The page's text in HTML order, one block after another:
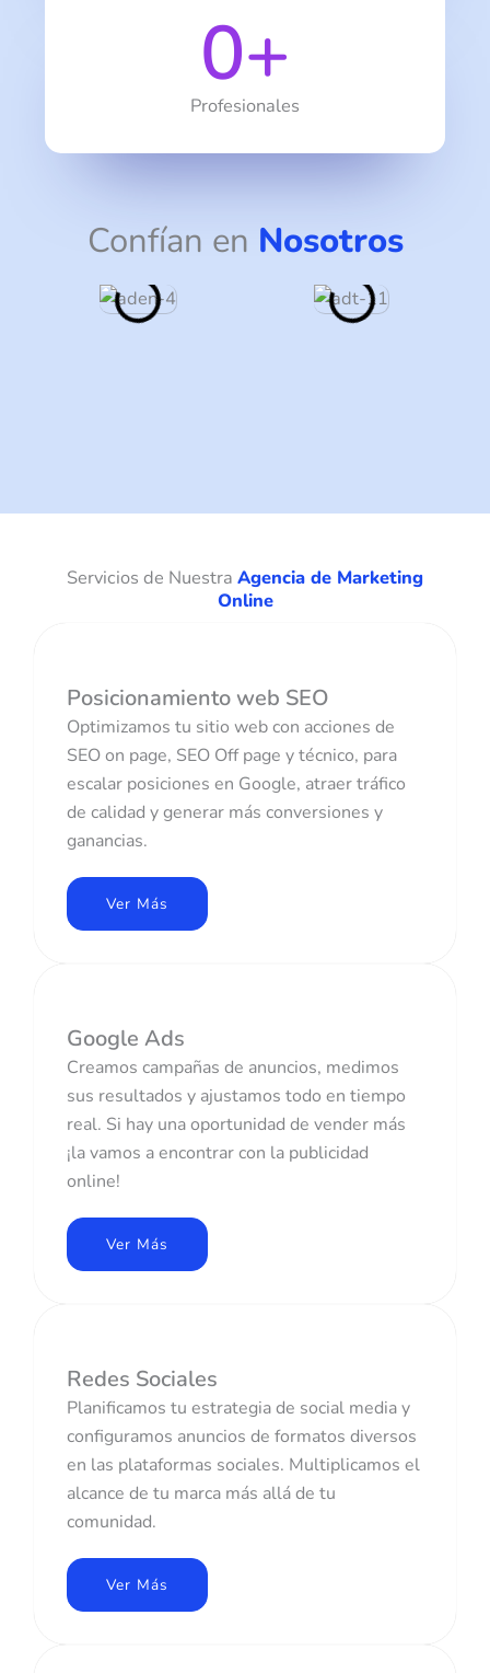
0+
Profesionales
Confían en Nosotros
Servicios de Nuestra Agencia de Marketing
Online
Posicionamiento web SEO
Optimizamos tu sitio web con acciones de
SEO on page, SEO Off page y técnico, para
escalar posiciones en Google, atraer tráfico
de calidad y generar más conversiones y
ganancias.
Ver Más
Google Ads
Creamos campañas de anuncios, medimos
sus resultados y ajustamos todo en tiempo
real. Si hay una oportunidad de vender más
¡la vamos a encontrar con la publicidad
online!
Ver Más
Redes Sociales
Planificamos tu estrategia de social media y
configuramos anuncios de formatos diversos
en las plataformas sociales. Multiplicamos el
alcance de tu marca más allá de tu
comunidad.
Ver Más